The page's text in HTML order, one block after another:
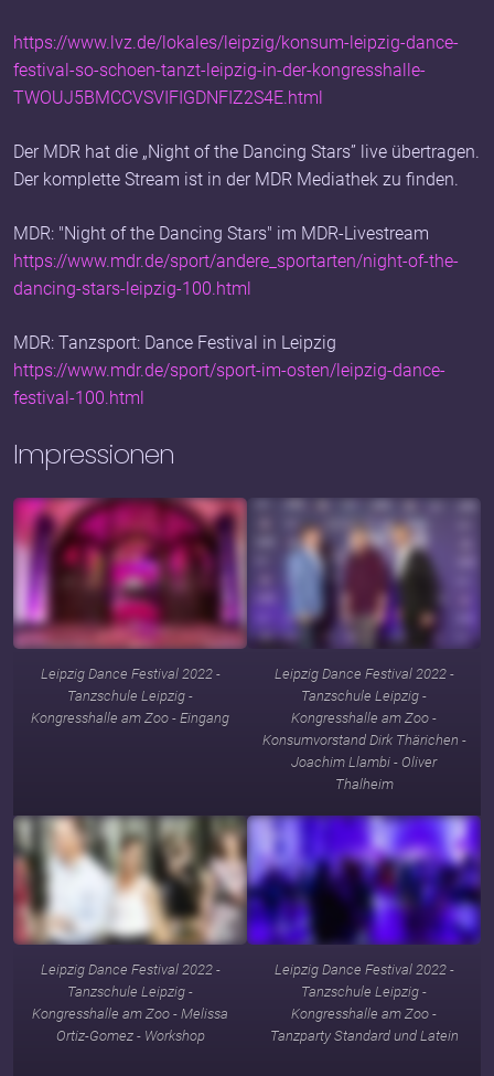
https://www.lvz.de/lokales/leipzig/konsum-leipzig-dance-
festival-so-schoen-tanzt-leipzig-in-der-kongresshalle-
TWOUJ5BMCCVSVIFIGDNFIZ2S4E.html
Der MDR hat die „Night of the Dancing Stars” live übertragen.
Der komplette Stream ist in der MDR Mediathek zu finden.
MDR: "Night of the Dancing Stars" im MDR-Livestream
https://www.mdr.de/sport/andere_sportarten/night-of-the-
dancing-stars-leipzig-100.html
MDR: Tanzsport: Dance Festival in Leipzig
https://www.mdr.de/sport/sport-im-osten/leipzig-dance-
festival-100.html
Impressionen
Leipzig Dance Festival 2022 -
Tanzschule Leipzig -
Kongresshalle am Zoo - Eingang
Leipzig Dance Festival 2022 -
Tanzschule Leipzig -
Kongresshalle am Zoo -
Konsumvorstand Dirk Thärichen -
Joachim Llambi - Oliver
Thalheim
Leipzig Dance Festival 2022 -
Tanzschule Leipzig -
Kongresshalle am Zoo - Melissa
Ortiz-Gomez - Workshop
Leipzig Dance Festival 2022 -
Tanzschule Leipzig -
Kongresshalle am Zoo -
Tanzparty Standard und Latein